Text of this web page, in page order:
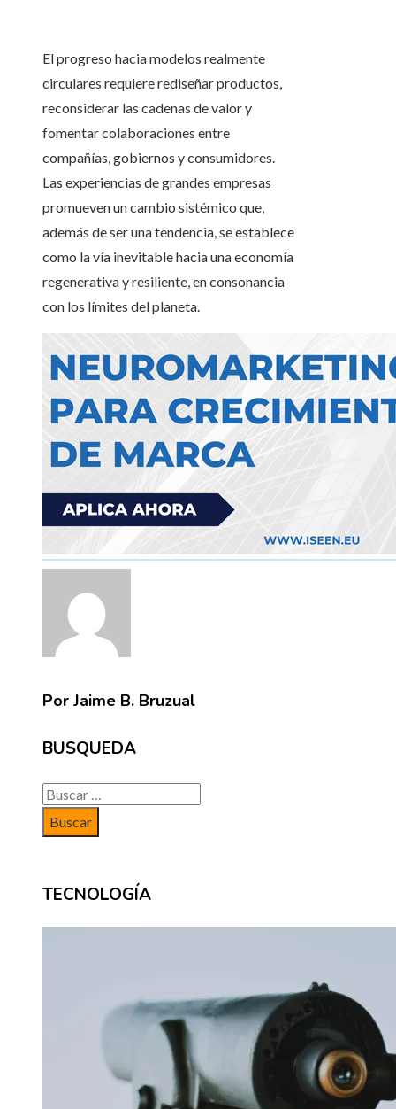
El progreso hacia modelos realmente
circulares requiere rediseñar productos,
reconsiderar las cadenas de valor y
fomentar colaboraciones entre
compañías, gobiernos y consumidores.
Las experiencias de grandes empresas
promueven un cambio sistémico que,
además de ser una tendencia, se establece
como la vía inevitable hacia una economía
regenerativa y resiliente, en consonancia
con los límites del planeta.
Por Jaime B. Bruzual
BUSQUEDA
Buscar:
TECNOLOGÍA